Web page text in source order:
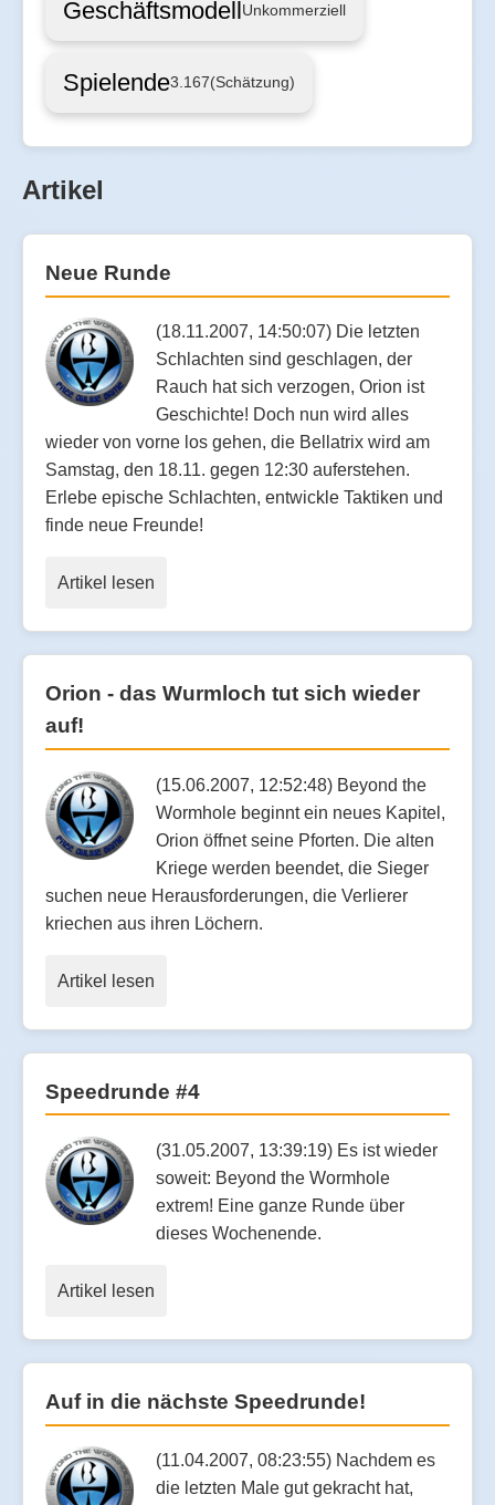
GeschäftsmodellUnkommerziell
Spielende3.167(Schätzung)
Artikel
Neue Runde
(18.11.2007, 14:50:07) Die letzten
Schlachten sind geschlagen, der
Rauch hat sich verzogen, Orion ist
Geschichte! Doch nun wird alles
wieder von vorne los gehen, die Bellatrix wird am
Samstag, den 18.11. gegen 12:30 auferstehen.
Erlebe epische Schlachten, entwickle Taktiken und
finde neue Freunde!
Artikel lesen
Orion - das Wurmloch tut sich wieder
auf!
(15.06.2007, 12:52:48) Beyond the
Wormhole beginnt ein neues Kapitel,
Orion öffnet seine Pforten. Die alten
Kriege werden beendet, die Sieger
suchen neue Herausforderungen, die Verlierer
kriechen aus ihren Löchern.
Artikel lesen
Speedrunde #4
(31.05.2007, 13:39:19) Es ist wieder
soweit: Beyond the Wormhole
extrem! Eine ganze Runde über
dieses Wochenende.
Artikel lesen
Auf in die nächste Speedrunde!
(11.04.2007, 08:23:55) Nachdem es
die letzten Male gut gekracht hat,